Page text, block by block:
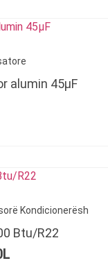
alumin 45μF
Kondicionerësh
Btu/R22
L